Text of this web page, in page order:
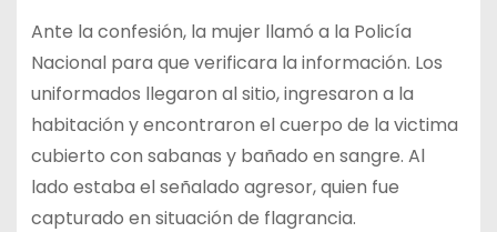
Ante la confesión, la mujer llamó a la Policía
Nacional para que verificara la información. Los
uniformados llegaron al sitio, ingresaron a la
habitación y encontraron el cuerpo de la victima
cubierto con sabanas y bañado en sangre. Al
lado estaba el señalado agresor, quien fue
capturado en situación de flagrancia.